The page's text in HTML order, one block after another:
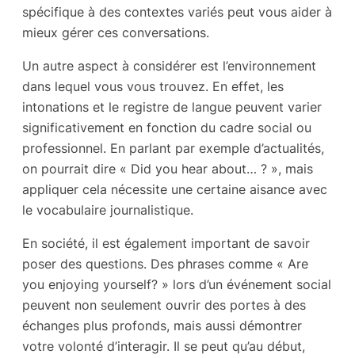
spécifique à des contextes variés peut vous aider à
mieux gérer ces conversations.
Un autre aspect à considérer est l’environnement
dans lequel vous vous trouvez. En effet, les
intonations et le registre de langue peuvent varier
significativement en fonction du cadre social ou
professionnel. En parlant par exemple d’actualités,
on pourrait dire « Did you hear about… ? », mais
appliquer cela nécessite une certaine aisance avec
le vocabulaire journalistique.
En société, il est également important de savoir
poser des questions. Des phrases comme « Are
you enjoying yourself? » lors d’un événement social
peuvent non seulement ouvrir des portes à des
échanges plus profonds, mais aussi démontrer
votre volonté d’interagir. Il se peut qu’au début,